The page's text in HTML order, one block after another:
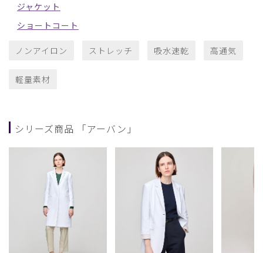
ジャケット
ショートコート
ノンアイロン ストレッチ 吸水速乾 高通気
軽量素材
シリーズ商品 「アーバン」